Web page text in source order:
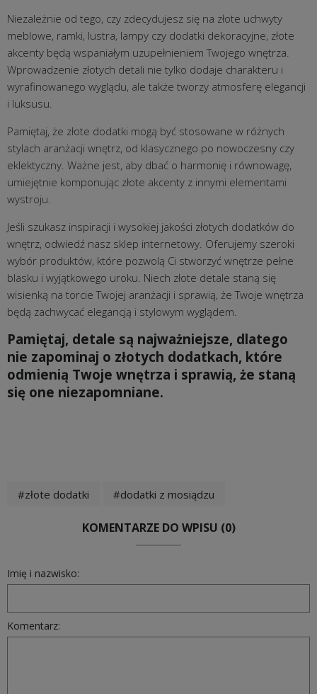
Niezależnie od tego, czy zdecydujesz się na złote uchwyty
meblowe, ramki, lustra, lampy czy dodatki dekoracyjne, złote
akcenty będą wspaniałym uzupełnieniem Twojego wnętrza.
Wprowadzenie złotych detali nie tylko dodaje charakteru i
wyrafinowanego wyglądu, ale także tworzy atmosferę elegancji
i luksusu.
Pamiętaj, że złote dodatki mogą być stosowane w różnych
stylach aranżacji wnętrz, od klasycznego po nowoczesny czy
eklektyczny. Ważne jest, aby dbać o harmonię i równowagę,
umiejętnie komponując złote akcenty z innymi elementami
wystroju.
Jeśli szukasz inspiracji i wysokiej jakości złotych dodatków do
wnętrz, odwiedź nasz sklep internetowy. Oferujemy szeroki
wybór produktów, które pozwolą Ci stworzyć wnętrze pełne
blasku i wyjątkowego uroku. Niech złote detale staną się
wisienką na torcie Twojej aranżacji i sprawią, że Twoje wnętrza
będą zachwycać elegancją i stylowym wyglądem.
Pamiętaj, detale są najważniejsze, dlatego
nie zapominaj o złotych dodatkach, które
odmienią Twoje wnętrza i sprawią, że staną
się one niezapomniane.
#złote dodatki #dodatki z mosiądzu
KOMENTARZE DO WPISU (0)
Imię i nazwisko:
Komentarz: